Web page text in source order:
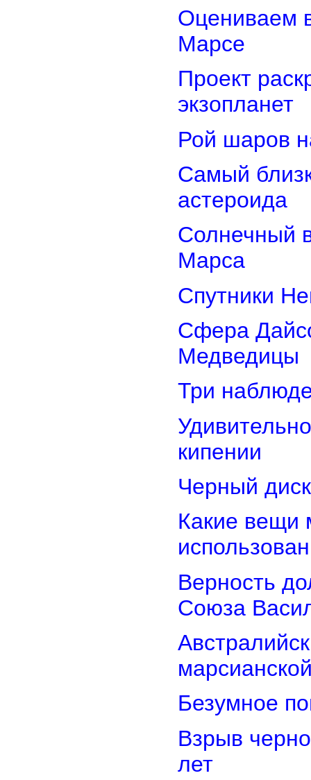
Оцениваем
Марсе
Проект
экзопланет
Рой шаров
Самый
астероида
Солнечный
Марса
Спутники
Сфера
Медведицы
Три
кипении
Черный
Какие вещи
Верность
Союза
Безумное
Взрыв
лет